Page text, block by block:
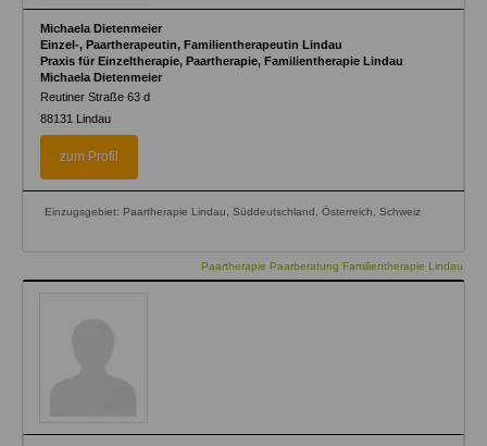
Michaela Dietenmeier
Einzel-, Paartherapeutin, Familientherapeutin Lindau
Praxis für Einzeltherapie, Paartherapie, Familientherapie Lindau
Michaela Dietenmeier
Reutiner Straße 63 d
88131 Lindau
zum Profil
Einzugsgebiet: Paartherapie Lindau, Süddeutschland, Österreich, Schweiz
Paartherapie Paarberatung Familientherapie Lindau